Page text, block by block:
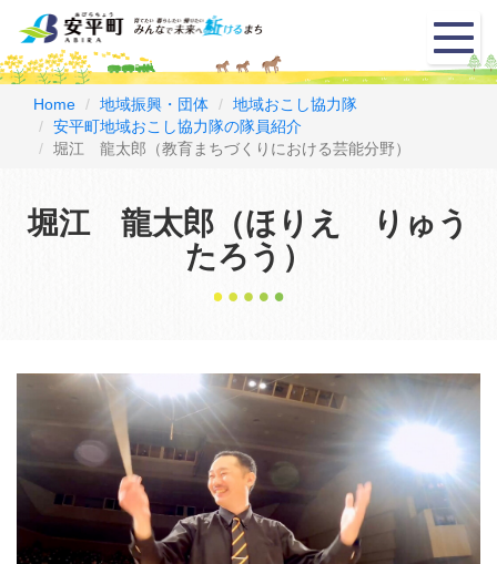
メ
ニ
ュ
Home 地域振興・団体
地域おこし協力隊
安平町地域おこし協力隊の隊員紹介
堀江 龍太郎（教育まちづくりにおける芸能分野）
堀江 龍太郎（ほりえ りゅう
たろう）